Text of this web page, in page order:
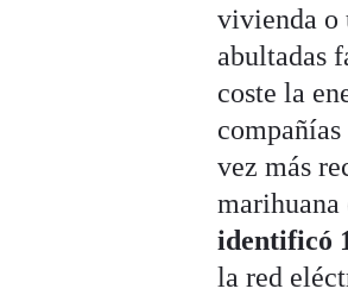
vivienda o
abultadas
coste la
vez más
marihuana
identificó
la red